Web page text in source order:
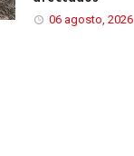
06 agosto, 2026